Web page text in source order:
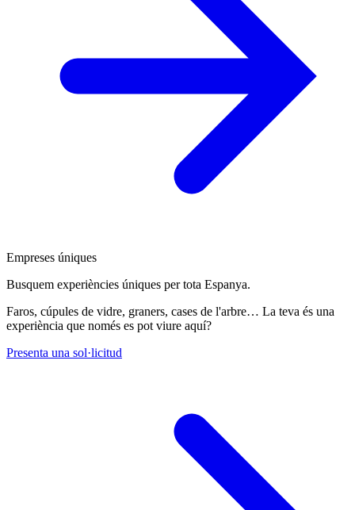
Empreses úniques
Busquem experiències úniques per tota Espanya.
Faros, cúpules de vidre, graners, cases de l'arbre… La teva és una
experiència que només es pot viure aquí?
Presenta una sol·licitud